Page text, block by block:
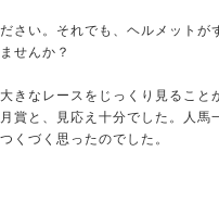
い。それでも、ヘルメットが
せんか？
きなレースをじっくり見ること
賞と、見応え十分でした。人馬
くづく思ったのでした。